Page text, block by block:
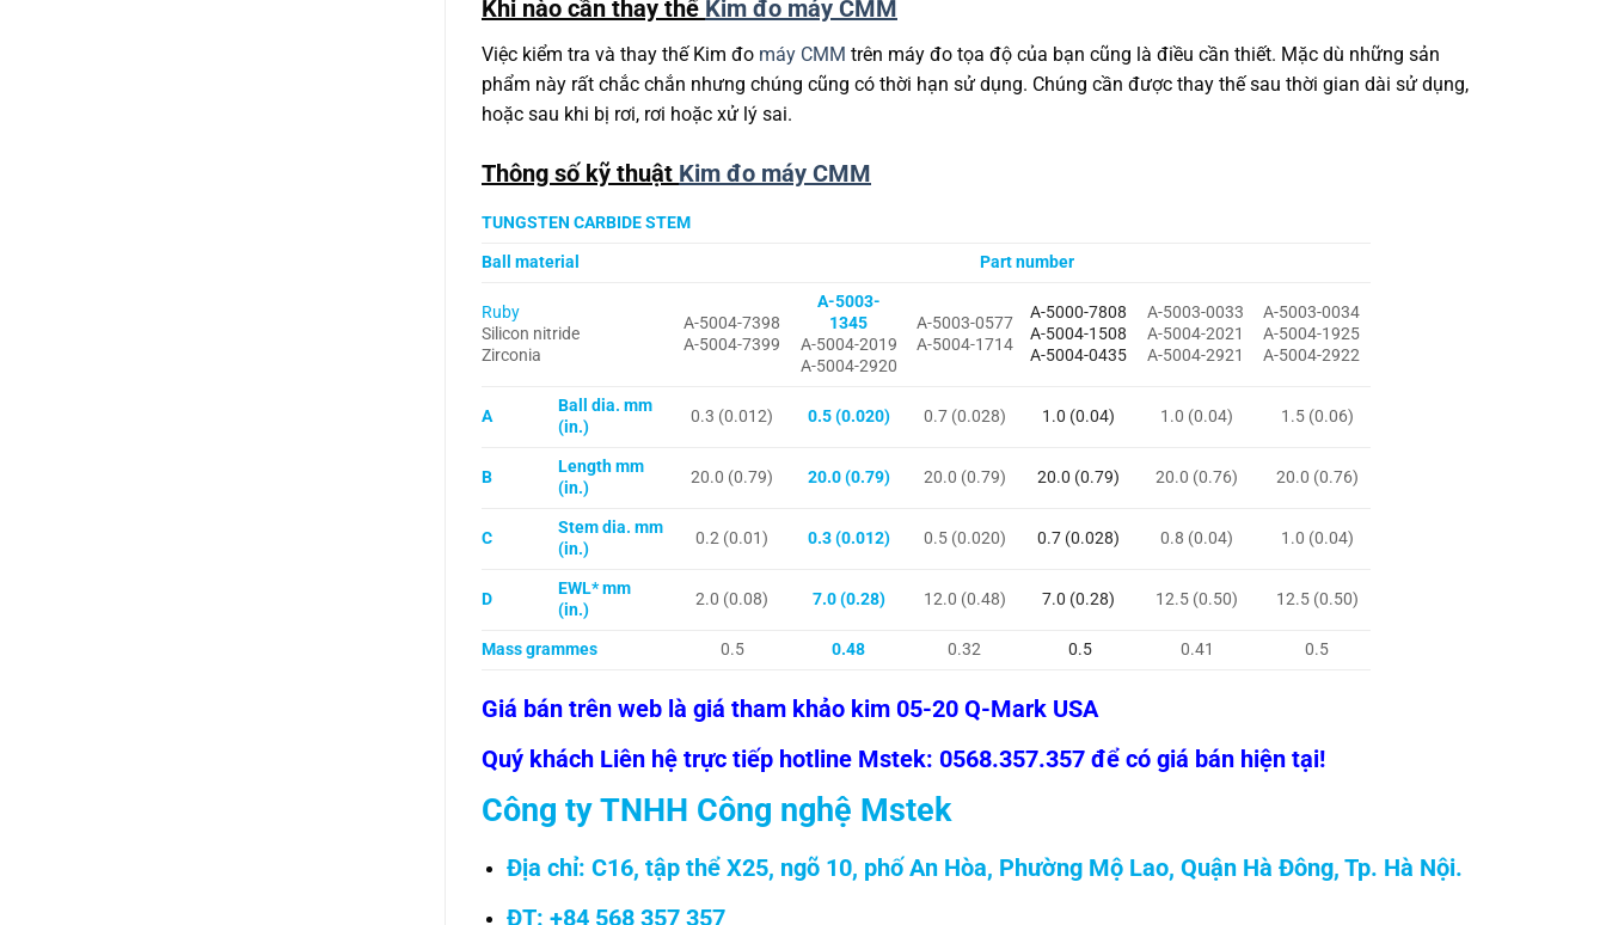
Khi nào cần thay thế Kim đo máy CMM
Việc kiểm tra và thay thế Kim đo máy CMM trên máy đo tọa độ của bạn cũng là điều cần thiết. Mặc dù những sản
phẩm này rất chắc chắn nhưng chúng cũng có thời hạn sử dụng. Chúng cần được thay thế sau thời gian dài sử dụng,
hoặc sau khi bị rơi, rơi hoặc xử lý sai.
Thông số kỹ thuật Kim đo máy CMM
TUNGSTEN CARBIDE STEM
Ball material
Part number
Ruby
Silicon nitride
Zirconia
A-5004-7398
A-5004-7399
A-5003-
1345
A-5004-2019
A-5004-2920
A-5003-0577
A-5004-1714
A-5000-7808
A-5004-1508
A-5004-0435
A-5003-0033
A-5004-2021
A-5004-2921
A-5003-0034
A-5004-1925
A-5004-2922
A
Ball dia. mm
(in.)
0.3 (0.012) 0.5 (0.020) 0.7 (0.028) 1.0 (0.04) 1.0 (0.04) 1.5 (0.06)
B
Length mm
(in.)
20.0 (0.79) 20.0 (0.79) 20.0 (0.79) 20.0 (0.79) 20.0 (0.76) 20.0 (0.76)
C
Stem dia. mm
(in.)
0.2 (0.01) 0.3 (0.012) 0.5 (0.020) 0.7 (0.028) 0.8 (0.04) 1.0 (0.04)
D
EWL* mm
(in.)
2.0 (0.08) 7.0 (0.28) 12.0 (0.48) 7.0 (0.28) 12.5 (0.50) 12.5 (0.50)
Mass grammes 0.5 0.48 0.32 0.5 0.41 0.5
Giá bán trên web là giá tham khảo kim 05-20 Q-Mark USA
Quý khách Liên hệ trực tiếp hotline Mstek: 0568.357.357 để có giá bán hiện tại!
Công ty TNHH Công nghệ Mstek
Địa chỉ: C16, tập thể X25, ngõ 10, phố An Hòa, Phường Mộ Lao, Quận Hà Đông, Tp. Hà Nội.
ĐT: +84 568 357 357